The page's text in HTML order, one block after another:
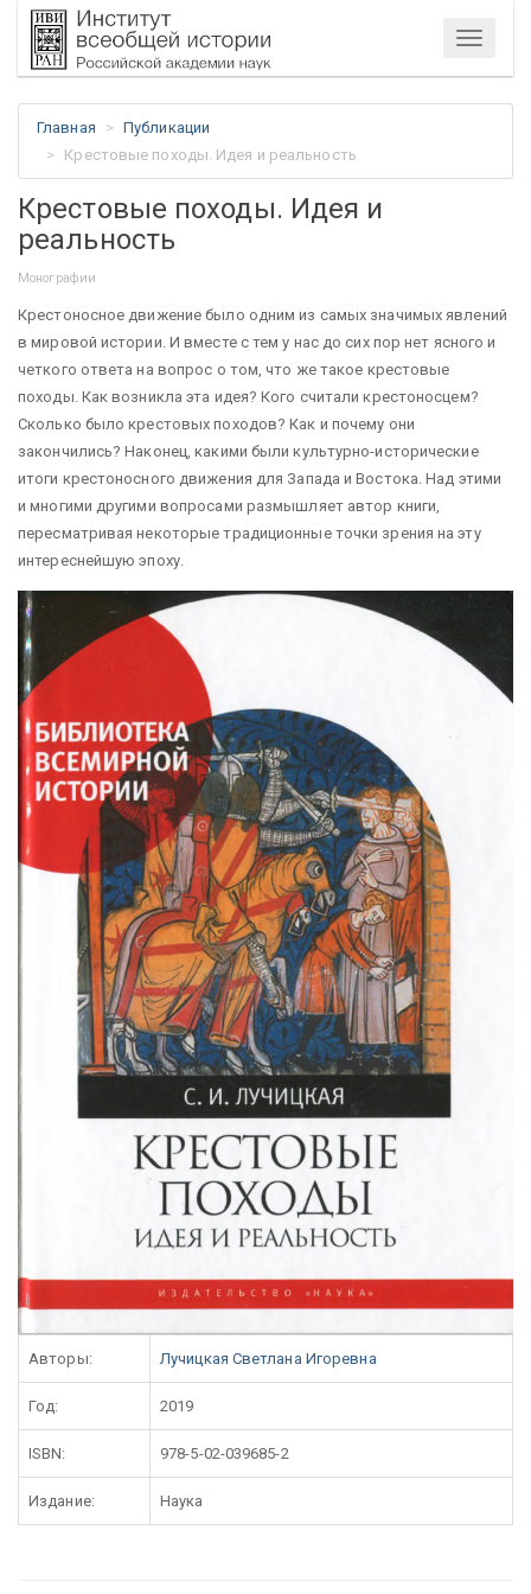
Меню
Главная
Публикации
Крестовые походы. Идея и реальность
Крестовые походы. Идея и
реальность
Монографии
Крестоносное движение было одним из самых значимых явлений
в мировой истории. И вместе с тем у нас до сих пор нет ясного и
четкого ответа на вопрос о том, что же такое крестовые
походы. Как возникла эта идея? Кого считали крестоносцем?
Сколько было крестовых походов? Как и почему они
закончились? Наконец, какими были культурно-исторические
итоги крестоносного движения для Запада и Востока. Над этими
и многими другими вопросами размышляет автор книги,
пересматривая некоторые традиционные точки зрения на эту
интереснейшую эпоху.
Авторы: Лучицкая Светлана Игоревна
Год: 2019
ISBN: 978-5-02-039685-2
Издание: Наука